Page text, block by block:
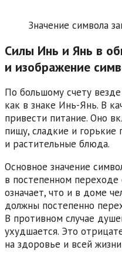
Значение символа
Силы Инь и Янь в
и изображение
По большому счету
как в знаке Инь-Янь. В
привести питание. Оно
пищу, сладкие и горькие
и растительные блюда.
Основное значение
в постепенном переходе
означает, что и в доме
должны постепенно
В противном случае
ухудшается. Это
на здоровье и всей